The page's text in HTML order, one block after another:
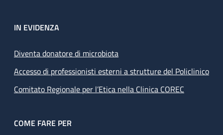
IN EVIDENZA
Diventa donatore di microbiota
Accesso di professionisti esterni a strutture del Policlinico
Comitato Regionale per l’Etica nella Clinica COREC
COME FARE PER